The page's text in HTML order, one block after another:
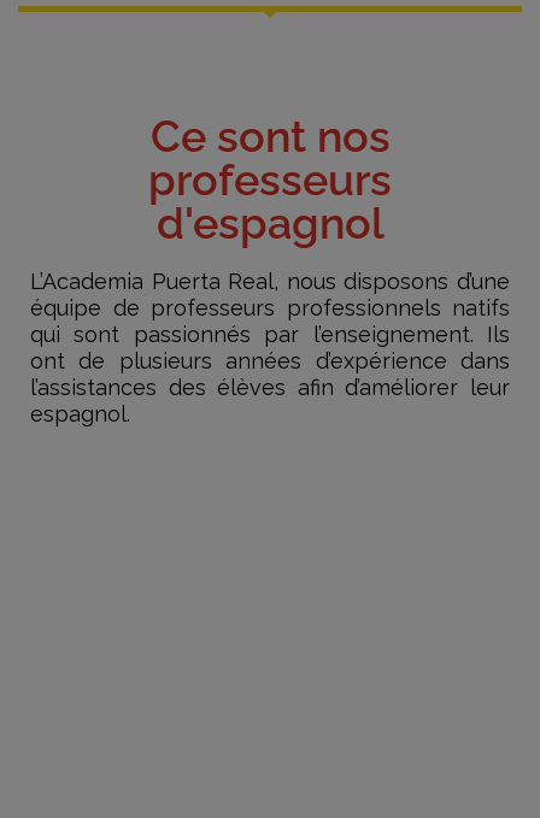
Ce sont nos
professeurs
d'espagnol
L’Academia Puerta Real, nous disposons d’une
équipe de professeurs professionnels natifs
qui sont passionnés par l’enseignement. Ils
ont de plusieurs années d’expérience dans
l’assistances des élèves afin d’améliorer leur
espagnol.